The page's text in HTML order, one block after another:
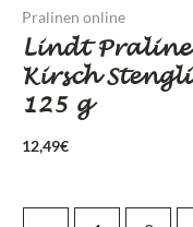
Pralinen online
Lindt Praline
Kirsch Stengli
125 g
12,49€